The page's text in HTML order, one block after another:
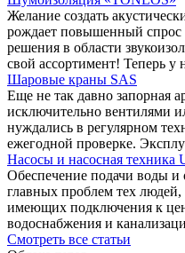
Желание создать
рождает повышенный спрос
решения в области
свой ассортимент! Теперь у
Шаровые краны SAS
Еще не так давно запорная
исключительно вентилями
нуждались в регулярном
ежегодной проверке.
Насосы и насосная техника
Обеспечение подачи воды и
главных проблем тех
имеющих подключения к
водоснабжения и
Смотреть все статьи